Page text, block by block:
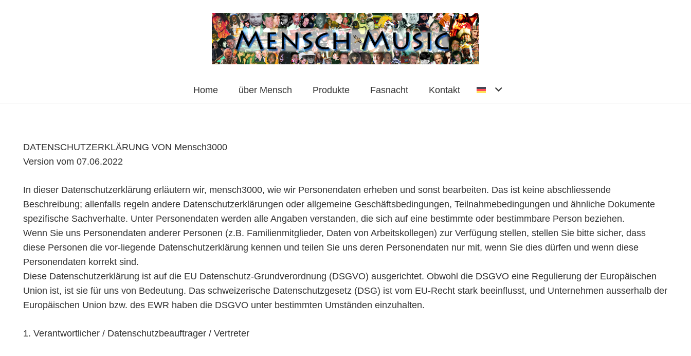
Home über Mensch Produkte Fasnacht Kontakt
DATENSCHUTZERKLÄRUNG VON Mensch3000
Version vom 07.06.2022
In dieser Datenschutzerklärung erläutern wir, mensch3000, wie wir Personendaten erheben und sonst bearbeiten. Das ist keine abschliessende
Beschreibung; allenfalls regeln andere Datenschutzerklärungen oder allgemeine Geschäftsbedingungen, Teilnahmebedingungen und ähnliche Dokumente
spezifische Sachverhalte. Unter Personendaten werden alle Angaben verstanden, die sich auf eine bestimmte oder bestimmbare Person beziehen.
Wenn Sie uns Personendaten anderer Personen (z.B. Familienmitglieder, Daten von Arbeitskollegen) zur Verfügung stellen, stellen Sie bitte sicher, dass
diese Personen die vor-liegende Datenschutzerklärung kennen und teilen Sie uns deren Personendaten nur mit, wenn Sie dies dürfen und wenn diese
Personendaten korrekt sind.
Diese Datenschutzerklärung ist auf die EU Datenschutz-Grundverordnung (DSGVO) ausgerichtet. Obwohl die DSGVO eine Regulierung der Europäischen
Union ist, ist sie für uns von Bedeutung. Das schweizerische Datenschutzgesetz (DSG) ist vom EU-Recht stark beeinflusst, und Unternehmen ausserhalb der
Europäischen Union bzw. des EWR haben die DSGVO unter bestimmten Umständen einzuhalten.
1. Verantwortlicher / Datenschutzbeauftrager / Vertreter